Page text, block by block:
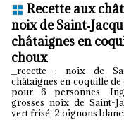
Recette aux
noix de
châtaignes en
choux
_recette : noix de
châtaignes en coquille de
pour 6 personnes.
grosses noix de Saint-
vert frisé, 2 oignons